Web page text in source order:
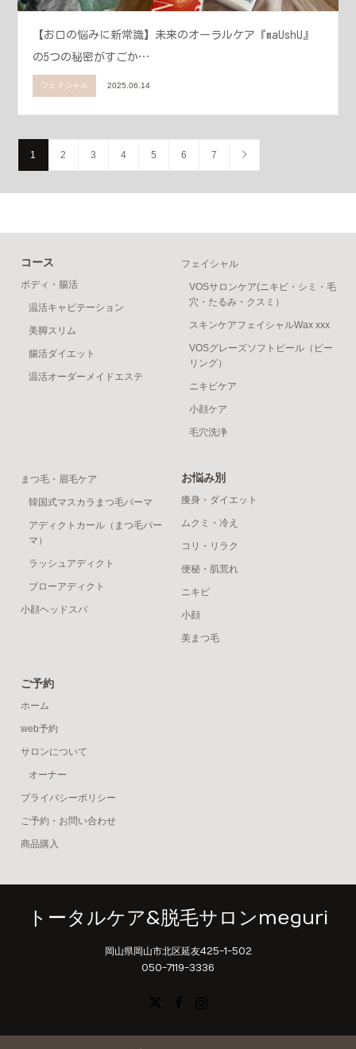
【お口の悩みに新常識】未来のオーラルケア『maUshU』
の5つの秘密がすごか…
フェイシャル 2025.06.14
1 2 3 4 5 6 7
コース
ボディ・腸活
温活キャビテーション
美脚スリム
腸活ダイエット
温活オーダーメイドエステ
フェイシャル
VOSサロンケア(ニキビ・シミ・毛
穴・たるみ・クスミ）
スキンケアフェイシャルWax xxx
VOSグレーズソフトピール（ピー
リング）
ニキビケア
小顔ケア
毛穴洗浄
まつ毛・眉毛ケア
韓国式マスカラまつ毛パーマ
アディクトカール（まつ毛パー
マ）
ラッシュアディクト
ブローアディクト
小顔ヘッドスパ
お悩み別
痩身・ダイエット
ムクミ・冷え
コリ・リラク
便秘・肌荒れ
ニキビ
小顔
美まつ毛
ご予約
ホーム
web予約
サロンについて
オーナー
プライバシーポリシー
ご予約・お問い合わせ
商品購入
トータルケア&脱毛サロンmeguri
岡山県岡山市北区延友425-1-502
050-7119-3336